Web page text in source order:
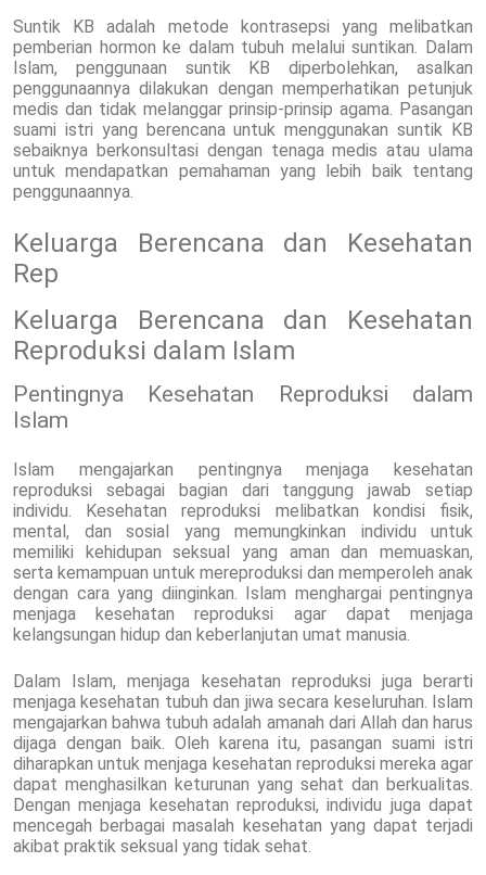
Suntik KB adalah metode kontrasepsi yang melibatkan
pemberian hormon ke dalam tubuh melalui suntikan. Dalam
Islam, penggunaan suntik KB diperbolehkan, asalkan
penggunaannya dilakukan dengan memperhatikan petunjuk
medis dan tidak melanggar prinsip-prinsip agama. Pasangan
suami istri yang berencana untuk menggunakan suntik KB
sebaiknya berkonsultasi dengan tenaga medis atau ulama
untuk mendapatkan pemahaman yang lebih baik tentang
penggunaannya.
Keluarga Berencana dan Kesehatan
Rep
Keluarga Berencana dan Kesehatan
Reproduksi dalam Islam
Pentingnya Kesehatan Reproduksi dalam
Islam
Islam mengajarkan pentingnya menjaga kesehatan
reproduksi sebagai bagian dari tanggung jawab setiap
individu. Kesehatan reproduksi melibatkan kondisi fisik,
mental, dan sosial yang memungkinkan individu untuk
memiliki kehidupan seksual yang aman dan memuaskan,
serta kemampuan untuk mereproduksi dan memperoleh anak
dengan cara yang diinginkan. Islam menghargai pentingnya
menjaga kesehatan reproduksi agar dapat menjaga
kelangsungan hidup dan keberlanjutan umat manusia.
Dalam Islam, menjaga kesehatan reproduksi juga berarti
menjaga kesehatan tubuh dan jiwa secara keseluruhan. Islam
mengajarkan bahwa tubuh adalah amanah dari Allah dan harus
dijaga dengan baik. Oleh karena itu, pasangan suami istri
diharapkan untuk menjaga kesehatan reproduksi mereka agar
dapat menghasilkan keturunan yang sehat dan berkualitas.
Dengan menjaga kesehatan reproduksi, individu juga dapat
mencegah berbagai masalah kesehatan yang dapat terjadi
akibat praktik seksual yang tidak sehat.